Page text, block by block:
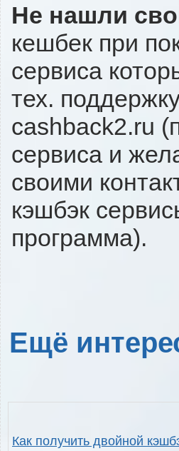
Не нашли
кешбек при
сервиса
тех.
cashback2.ru
сервиса и
своими
кэшбэк
программа).
Ещё
Как получить двойной